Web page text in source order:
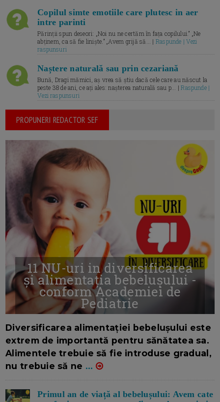
Copilul simte emotiile care plutesc in aer
intre parinti
Părinții spun deseori: „Noi nu ne certăm în fața copilului.” „Ne
abținem, ca să fie liniște.” „Avem grijă să... | Raspunde | Vezi
raspunsuri
Naștere naturală sau prin cezariană
Bună, Dragi mămici, aș vrea să știu dacă cele care au născut la
peste 38 de ani, ce ați ales: nașterea naturală sau p... |Raspunde |
Vezi raspunsuri
PROPUNERI REDACTOR SEF
11 NU-uri in diversificarea
și alimentația bebelușului -
conform Academiei de
Pediatrie
Diversificarea alimentației bebelușului este
extrem de importantă pentru sănătatea sa.
Alimentele trebuie să fie introduse gradual,
nu trebuie să ne ...
Primul an de viață al bebelușului: Avem cate